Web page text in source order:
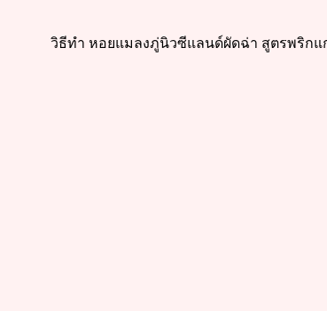
วิธีทำ หอยแมลงภู่นิวซีแลนด์ผัดฉ่า สูตรพริกแ